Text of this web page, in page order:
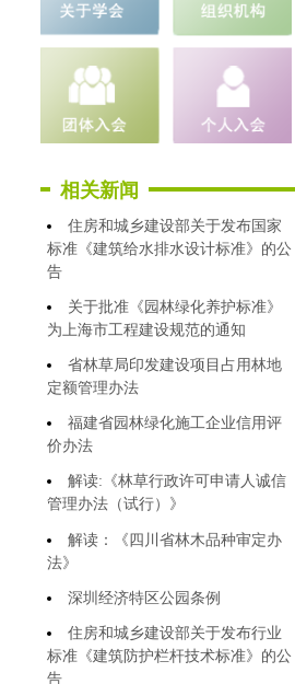
相关新闻
住房和城乡建设部关于发布国家
标准《建筑给水排水设计标准》的公
告
关于批准《园林绿化养护标准》
为上海市工程建设规范的通知
省林草局印发建设项目占用林地
定额管理办法
福建省园林绿化施工企业信用评
价办法
解读:《林草行政许可申请人诚信
管理办法（试行）》
解读：《四川省林木品种审定办
法》
深圳经济特区公园条例
住房和城乡建设部关于发布行业
标准《建筑防护栏杆技术标准》的公
告